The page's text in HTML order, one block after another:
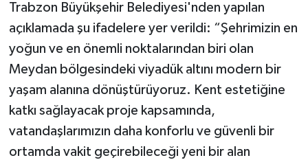
Trabzon Büyükşehir Belediyesi'nden yapılan
açıklamada şu ifadelere yer verildi: “Şehrimizin en
yoğun ve en önemli noktalarından biri olan
Meydan bölgesindeki viyadük altını modern bir
yaşam alanına dönüştürüyoruz. Kent estetiğine
katkı sağlayacak proje kapsamında,
vatandaşlarımızın daha konforlu ve güvenli bir
ortamda vakit geçirebileceği yeni bir alan